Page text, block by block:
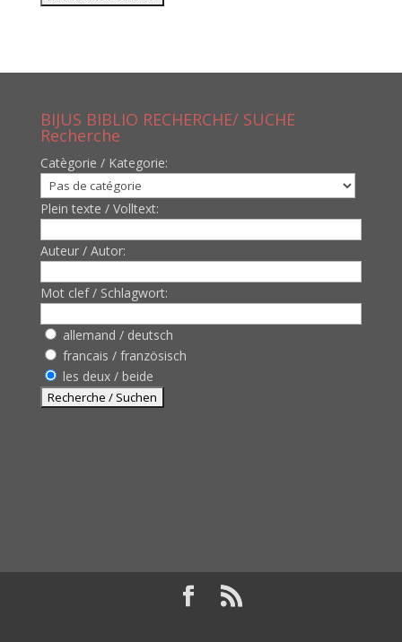
BIJUS BIBLIO RECHERCHE/ SUCHE
Recherche
Catègorie / Kategorie:
Plein texte / Volltext:
Auteur / Autor:
Mot clef / Schlagwort:
allemand / deutsch
francais / französisch
les deux / beide